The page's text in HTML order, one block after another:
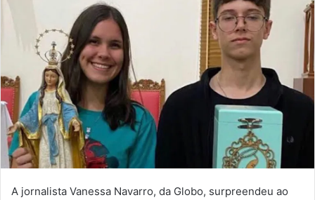
A jornalista Vanessa Navarro, da Globo, surpreendeu ao